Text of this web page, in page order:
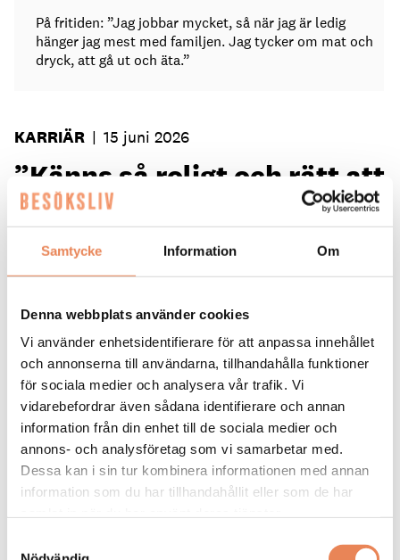
Samtycke Information Om
Denna webbplats använder cookies
Vi använder enhetsidentifierare för att anpassa innehållet
och annonserna till användarna, tillhandahålla funktioner
för sociala medier och analysera vår trafik. Vi
vidarebefordrar även sådana identifierare och annan
information från din enhet till de sociala medier och
annons- och analysföretag som vi samarbetar med.
Dessa kan i sin tur kombinera informationen med annan
information som du har tillhandahållit eller som de har
På fritiden: ”Jag jobbar mycket, så när jag är ledig
hänger jag mest med familjen. Jag tycker om mat och
dryck, att gå ut och äta.”
KARRIÄR | 15 juni 2026
”Känns så roligt och rätt att
landa i Uppsala”
Maria Tallén
KARRIÄR. Efter sju år på Clarion Hotel
Winn i Gävle är det dags för Maria
Tallén att ta sig an ett nytt uppdrag.
Sedan 1 juni är hon vd för Radisson Blu